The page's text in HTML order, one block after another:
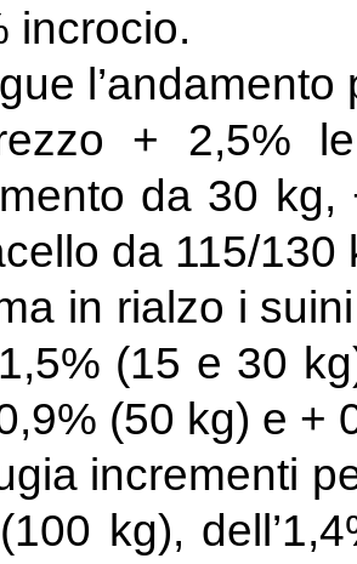
incrocio.
+ 2,5%
da 30
da 115/130
in rialzo i
(15 e 30
(50 kg) e +
incrementi
kg),